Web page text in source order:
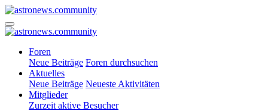
Foren
Neue Beiträge Foren durchsuchen
Aktuelles
Neue Beiträge Neueste Aktivitäten
Mitglieder
Zurzeit aktive Besucher